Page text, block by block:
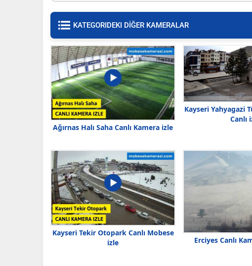
KATEGORIDEKI DİĞER KAMERALAR
Ağırnas Halı Saha Canlı Kamera izle
Kayseri Yahyagazi
Canlı
Kayseri Tekir Otopark Canlı Mobese
izle
Erciyes Canlı